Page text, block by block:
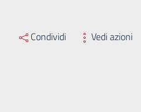
Condividi Vedi azioni